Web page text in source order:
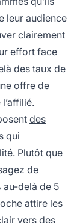
leur audience
clairement
effort face
des taux de
offre de
des
qui
Plutôt que
de
au-delà de 5
attire les
vers des